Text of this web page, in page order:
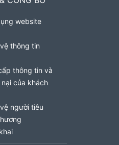
website
thông tin
thông tin và
của khách
người tiêu